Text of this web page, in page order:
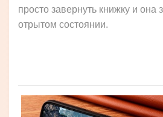
просто завернуть книжку и она
отрытом состоянии.